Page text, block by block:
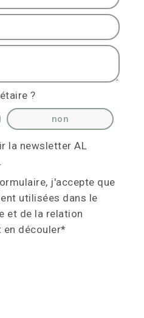
?
non
la newsletter AL
j'accepte que
utilisées dans le
et de la relation
en découler*